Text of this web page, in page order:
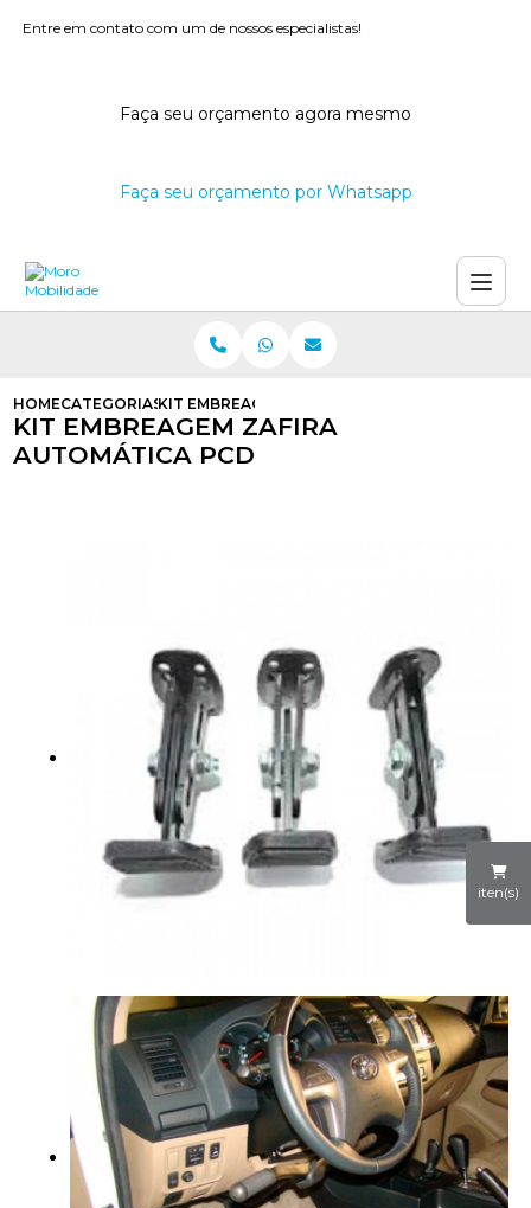
Entre em contato com um de nossos especialistas!
Faça seu orçamento agora mesmo
Faça seu orçamento por Whatsapp
iten(s)
HOMECATEGORIASKIT EMBREAGEM ZAFIRA AUTOMATICA PCD
KIT EMBREAGEM ZAFIRA
AUTOMÁTICA PCD